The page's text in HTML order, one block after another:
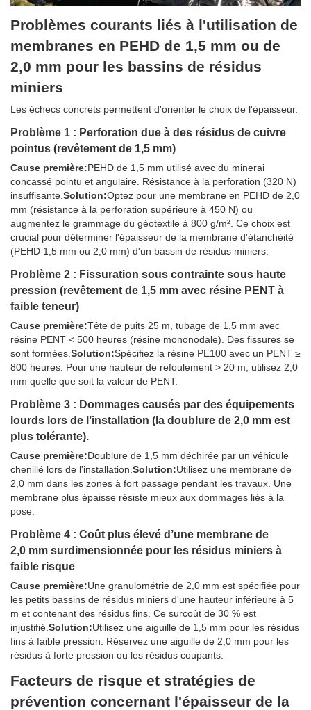
Problèmes courants liés à l'utilisation de
membranes en PEHD de 1,5 mm ou de
2,0 mm pour les bassins de résidus
miniers
Les échecs concrets permettent d'orienter le choix de l'épaisseur.
Problème 1 : Perforation due à des résidus de cuivre
pointus (revêtement de 1,5 mm)
Cause première:PEHD de 1,5 mm utilisé avec du minerai
concassé pointu et angulaire. Résistance à la perforation (320 N)
insuffisante. Solution:Optez pour une membrane en PEHD de 2,0
mm (résistance à la perforation supérieure à 450 N) ou
augmentez le grammage du géotextile à 800 g/m². Ce choix est
crucial pour déterminer l'épaisseur de la membrane d'étanchéité
(PEHD 1,5 mm ou 2,0 mm) d'un bassin de résidus miniers.
Problème 2 : Fissuration sous contrainte sous haute
pression (revêtement de 1,5 mm avec résine PENT à
faible teneur)
Cause première:Tête de puits 25 m, tubage de 1,5 mm avec
résine PENT < 500 heures (résine mononodale). Des fissures se
sont formées. Solution:Spécifiez la résine PE100 avec un PENT ≥
800 heures. Pour une hauteur de refoulement > 20 m, utilisez 2,0
mm quelle que soit la valeur de PENT.
Problème 3 : Dommages causés par des équipements
lourds lors de l’installation (la doublure de 2,0 mm est
plus tolérante).
Cause première:Doublure de 1,5 mm déchirée par un véhicule
chenillé lors de l'installation. Solution:Utilisez une membrane de
2,0 mm dans les zones à fort passage pendant les travaux. Une
membrane plus épaisse résiste mieux aux dommages liés à la
pose.
Problème 4 : Coût plus élevé d’une membrane de
2,0 mm surdimensionnée pour les résidus miniers à
faible risque
Cause première:Une granulométrie de 2,0 mm est spécifiée pour
les petits bassins de résidus miniers d'une hauteur inférieure à 5
m et contenant des résidus fins. Ce surcoût de 30 % est
injustifié. Solution:Utilisez une aiguille de 1,5 mm pour les résidus
fins à faible pression. Réservez une aiguille de 2,0 mm pour les
résidus à forte pression ou les résidus coupants.
Facteurs de risque et stratégies de
prévention concernant l'épaisseur de la